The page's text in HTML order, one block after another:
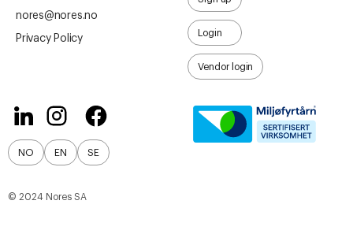
nores@nores.no
Privacy Policy Login
Vendor login
NO EN SE
© 2024 Nores SA